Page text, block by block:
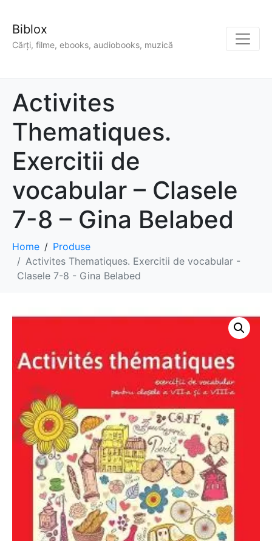
Biblox
Cărți, filme, ebooks, audiobooks, muzică
Activites
Thematiques.
Exercitii de
vocabular – Clasele
7-8 – Gina Belabed
Home
Produse
Activites Thematiques. Exercitii de vocabular -
Clasele 7-8 - Gina Belabed